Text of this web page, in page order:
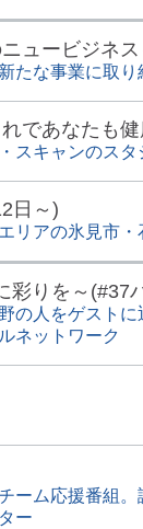
ュービジネス
たな事業に取
であなたも
スキャンのス
日～)
リアの氷見市
彩りを～(#37
の人をゲスト
ネットワーク
ーム応援番組
ー